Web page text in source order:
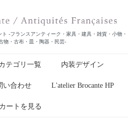
ト -フランスアンティーク・家具・建具・雑貨・小物・
物・古布・皿・陶器・民芸-
テゴリ一覧 内装デザイン
い合わせ L'atelier Brocante HP
カートを見る